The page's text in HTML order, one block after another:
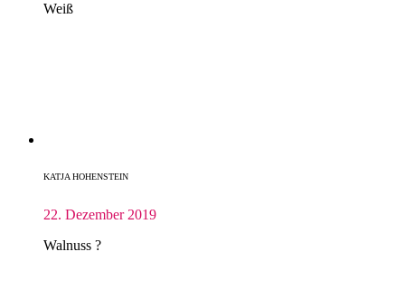
Weiß
KATJA HOHENSTEIN
22. Dezember 2019
Walnuss ?